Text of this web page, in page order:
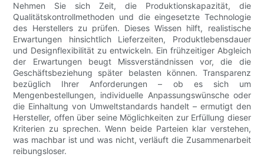
Nehmen Sie sich Zeit, die Produktionskapazität, die
Qualitätskontrollmethoden und die eingesetzte Technologie
des Herstellers zu prüfen. Dieses Wissen hilft, realistische
Erwartungen hinsichtlich Lieferzeiten, Produktlebensdauer
und Designflexibilität zu entwickeln. Ein frühzeitiger Abgleich
der Erwartungen beugt Missverständnissen vor, die die
Geschäftsbeziehung später belasten können. Transparenz
bezüglich Ihrer Anforderungen – ob es sich um
Mengenbestellungen, individuelle Anpassungswünsche oder
die Einhaltung von Umweltstandards handelt – ermutigt den
Hersteller, offen über seine Möglichkeiten zur Erfüllung dieser
Kriterien zu sprechen. Wenn beide Parteien klar verstehen,
was machbar ist und was nicht, verläuft die Zusammenarbeit
reibungsloser.